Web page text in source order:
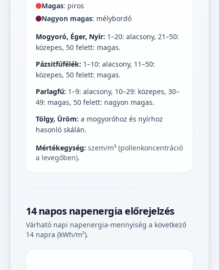
Magas: piros
Nagyon magas: mélybordó
Mogyoró, Éger, Nyír: 1–20: alacsony, 21–50:
közepes, 50 felett: magas.
Pázsitfűfélék: 1–10: alacsony, 11–50:
közepes, 50 felett: magas.
Parlagfű: 1–9: alacsony, 10–29: közepes, 30–
49: magas, 50 felett: nagyon magas.
Tölgy, Üröm: a mogyoróhoz és nyírhoz
hasonló skálán.
Mértékegység: szem/m³ (pollenkoncentráció
a levegőben).
14 napos napenergia előrejelzés
Várható napi napenergia-mennyiség a következő
14 napra (kWh/m²).